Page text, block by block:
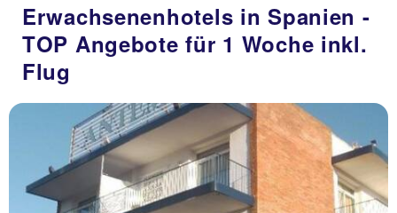
Erwachsenenhotels in Spanien -
TOP Angebote für 1 Woche inkl.
Flug